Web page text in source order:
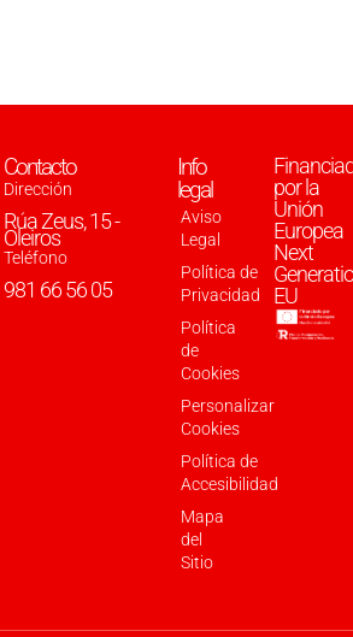
Contacto
Dirección
Rúa Zeus, 15 -
Oleiros
Teléfono
981 66 56 05
Info
legal
Aviso
Legal
Política de
Privacidad
Política
de
Cookies
Personalizar
Cookies
Política de
Accesibilidad
Mapa
del
Sitio
por la
Unión
Europea
Next
EU